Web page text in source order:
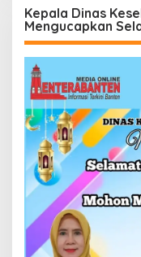
Kepala Dinas
Mengucapkan